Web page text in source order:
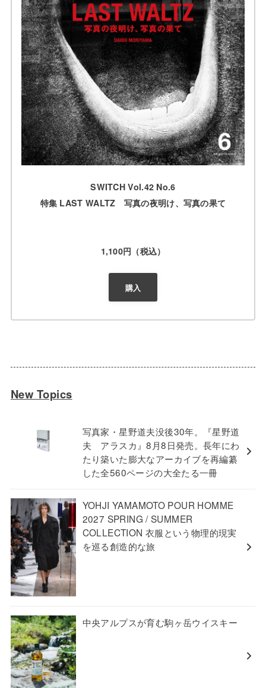
SWITCH Vol.42 No.6
特集 LAST WALTZ 写真の夜明け、写真の果て
1,100円（税込）
購入
New Topics
写真家・星野道夫没後30年。『星野道
夫 アラスカ』8月8日発売。長年にわ
たり築いた膨大なアーカイブを再編纂
した全560ページの大全たる一冊
YOHJI YAMAMOTO POUR HOMME
2027 SPRING / SUMMER
COLLECTION 衣服という物理的現実
を巡る創造的な旅
中央アルプスが育む駒ヶ岳ウイスキー